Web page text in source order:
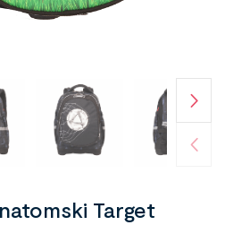
Target